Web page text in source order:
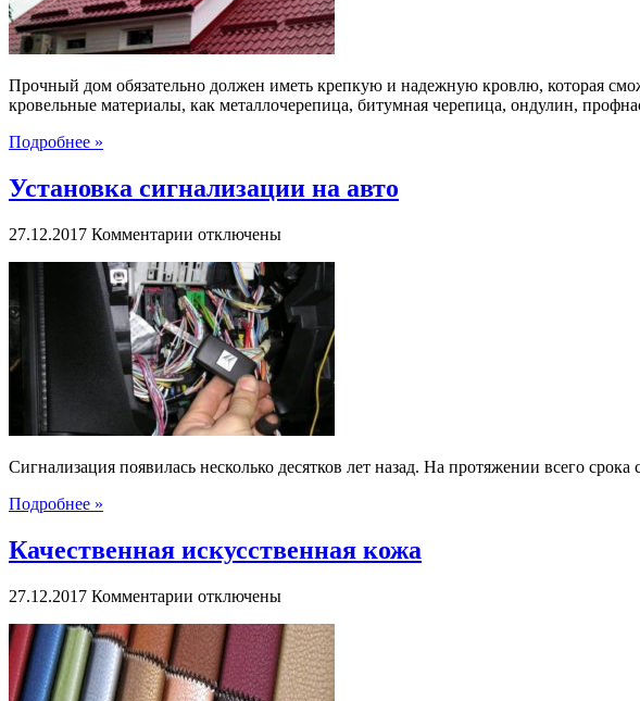
Прочный дом обязательно должен иметь крепкую и надежную кровлю, которая
кровельные материалы, как металлочерепица, битумная черепица, ондулин,
Подробнее »
Установка сигнализации на авто
27.12.2017 Комментарии к
Установка
сигнализации
на
авто
отключены
Сигнализация появилась несколько десятков лет назад. На протяжении всего
Подробнее »
Качественная искусственная кожа
27.12.2017 Комментарии к
Качественная
искусственная
кожа
отключены